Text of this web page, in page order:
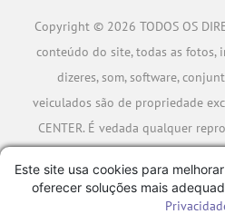
Copyright © 2026 TODOS OS
conteúdo do site, todas as fotos,
dizeres, som, software,
veiculados são de propriedade
CENTER. É vedada qualquer
A violação de qualquer direito
responsabilização cível e
Este site usa cookies para
oferecer soluções mais